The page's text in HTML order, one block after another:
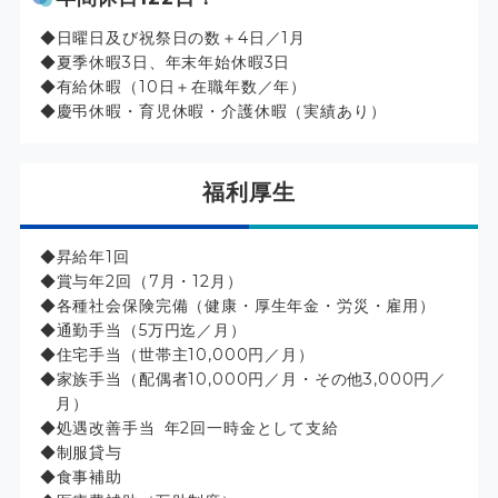
日曜日及び祝祭日の数＋4日／1月
夏季休暇3日、年末年始休暇3日
有給休暇（10日＋在職年数／年）
慶弔休暇・育児休暇・介護休暇（実績あり）
福利厚生
昇給年1回
賞与年2回（7月・12月）
各種社会保険完備（健康・厚生年金・労災・雇用）
通勤手当（5万円迄／月）
住宅手当（世帯主10,000円／月）
家族手当（配偶者10,000円／月・その他3,000円／
月）
処遇改善手当 年2回一時金として支給
制服貸与
食事補助